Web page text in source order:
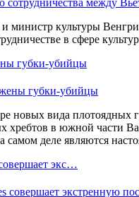
министр культуры
в сфере
губки-убийцы
новых вида плотоядных
хребтов в южной части
самом деле являются
экс…